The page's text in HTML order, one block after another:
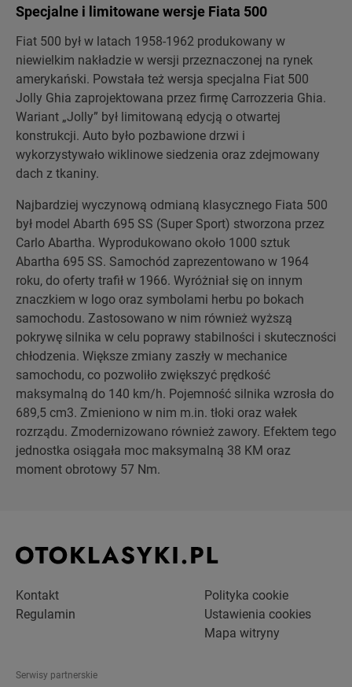
Specjalne i limitowane wersje Fiata 500
Fiat 500 był w latach 1958-1962 produkowany w
niewielkim nakładzie w wersji przeznaczonej na rynek
amerykański. Powstała też wersja specjalna Fiat 500
Jolly Ghia zaprojektowana przez firmę Carrozzeria Ghia.
Wariant „Jolly” był limitowaną edycją o otwartej
konstrukcji. Auto było pozbawione drzwi i
wykorzystywało wiklinowe siedzenia oraz zdejmowany
dach z tkaniny.
Najbardziej wyczynową odmianą klasycznego Fiata 500
był model Abarth 695 SS (Super Sport) stworzona przez
Carlo Abartha. Wyprodukowano około 1000 sztuk
Abartha 695 SS. Samochód zaprezentowano w 1964
roku, do oferty trafił w 1966. Wyróżniał się on innym
znaczkiem w logo oraz symbolami herbu po bokach
samochodu. Zastosowano w nim również wyższą
pokrywę silnika w celu poprawy stabilności i skuteczności
chłodzenia. Większe zmiany zaszły w mechanice
samochodu, co pozwoliło zwiększyć prędkość
maksymalną do 140 km/h. Pojemność silnika wzrosła do
689,5 cm3. Zmieniono w nim m.in. tłoki oraz wałek
rozrządu. Zmodernizowano również zawory. Efektem tego
jednostka osiągała moc maksymalną 38 KM oraz
moment obrotowy 57 Nm.
Kontakt
Regulamin
Polityka cookie
Ustawienia cookies
Mapa witryny
Serwisy partnerskie